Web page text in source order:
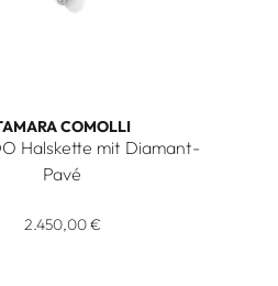
COMOLLI
Halskette mit Diamant-
Pavé
2.450,00 €